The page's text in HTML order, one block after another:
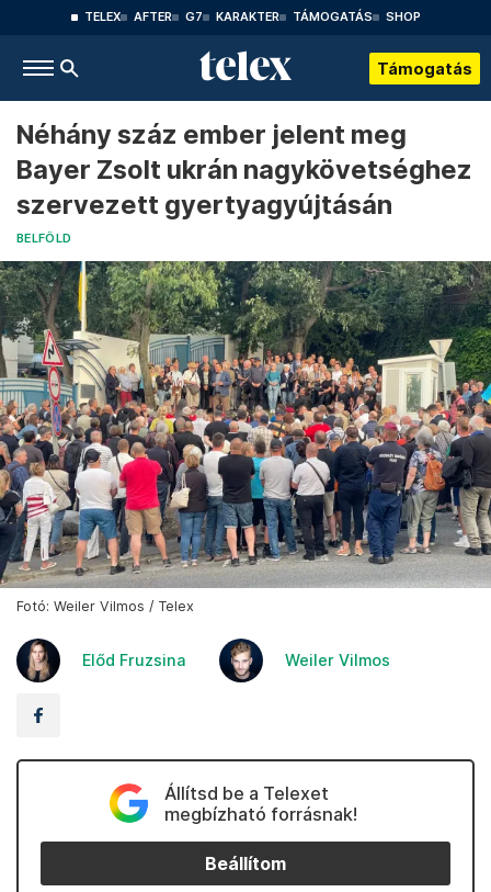
TELEX AFTER G7 KARAKTER TÁMOGATÁS SHOP
Támogatás
Néhány száz ember jelent meg
Bayer Zsolt ukrán nagykövetséghez
szervezett gyertyagyújtásán
BELFÖLD
Fotó: Weiler Vilmos / Telex
Előd Fruzsina Weiler Vilmos
Állítsd be a Telexet
megbízható forrásnak!
Beállítom